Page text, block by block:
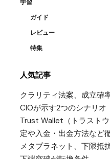
学習
ガイド
レビュー
特集
人気記事
クラリティ法案、成立確
CIOが示す2つのシナリオ
Trust Wallet（トラスト
定や入金・出金方法など
メタプラネット、下限抵